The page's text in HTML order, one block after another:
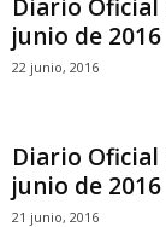
Diario Oficial
junio de 2016
22 junio, 2016
Diario Oficial
junio de 2016
21 junio, 2016